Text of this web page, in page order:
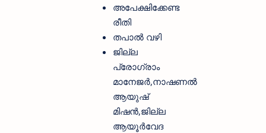
അപേക്ഷിക്കേണ്ട
രീതി
തപാല്‍ വഴി
ജില്ല
പ്രോഗ്രാം
മാനേജർ,നാഷണൽ
ആയുഷ്
മിഷൻ,ജില്ല
ആയൂർവേദ